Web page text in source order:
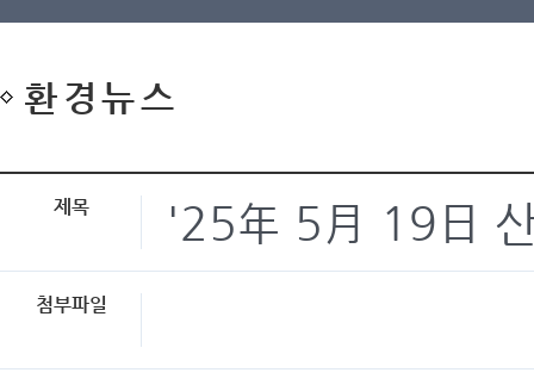
환경뉴스
제목 '25年 5月 19日
첨부파일